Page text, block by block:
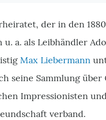
der in den
a. als Leibhändler
Max Liebermann
seine Sammlung über
Impressionisten
verband.